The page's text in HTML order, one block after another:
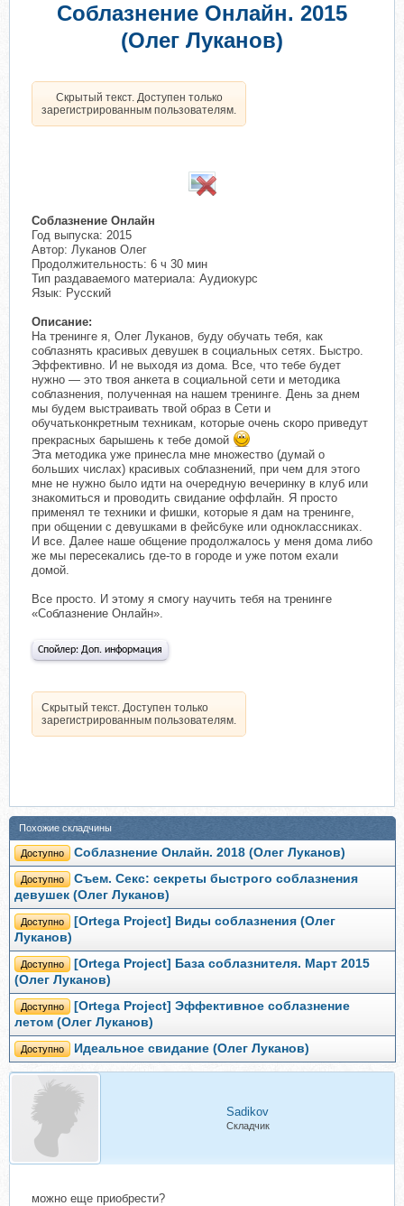
Соблазнение Онлайн. 2015
(Олег Луканов)
Скрытый текст. Доступен только
зарегистрированным пользователям.
Соблазнение Онлайн
Год выпуска: 2015
Автор: Луканов Олег
Продолжительность: 6 ч 30 мин
Тип раздаваемого материала: Аудиокурс
Язык: Русский
Описание:
На тренинге я, Олег Луканов, буду обучать тебя, как
соблазнять красивых девушек в социальных сетях. Быстро.
Эффективно. И не выходя из дома. Все, что тебе будет
нужно — это твоя анкета в социальной сети и методика
соблазнения, полученная на нашем тренинге. День за днем
мы будем выстраивать твой образ в Сети и
обучатьконкретным техникам, которые очень скоро приведут
прекрасных барышень к тебе домой
Эта методика уже принесла мне множество (думай о
больших числах) красивых соблазнений, при чем для этого
мне не нужно было идти на очередную вечеринку в клуб или
знакомиться и проводить свидание оффлайн. Я просто
применял те техники и фишки, которые я дам на тренинге,
при общении с девушками в фейсбуке или одноклассниках.
И все. Далее наше общение продолжалось у меня дома либо
же мы пересекались где-то в городе и уже потом ехали
домой.
Все просто. И этому я смогу научить тебя на тренинге
«Соблазнение Онлайн».
Спойлер: Доп. информация
Скрытый текст. Доступен только
зарегистрированным пользователям.
Похожие складчины
Доступно Соблазнение Онлайн. 2018 (Олег Луканов)
Доступно
Съем. Секс: секреты быстрого соблазнения
девушек (Олег Луканов)
Доступно
[Ortega Project] Виды соблазнения (Олег
Луканов)
Доступно
[Ortega Project] База соблазнителя. Март 2015
(Олег Луканов)
Доступно
[Ortega Project] Эффективное соблазнение
летом (Олег Луканов)
Доступно Идеальное свидание (Олег Луканов)
Sadikov
Складчик
можно еще приобрести?